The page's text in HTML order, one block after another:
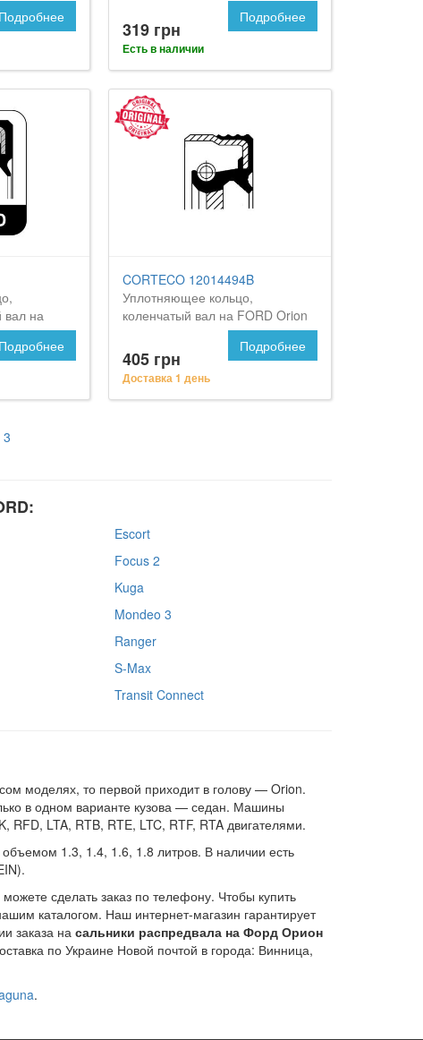
Подробнее
319 грн
Есть в наличии
Подробнее
вал на
Подробнее
CORTECO 12014494B
Уплотняющее кольцо,
коленчатый вал на FORD Orion
405 грн
Доставка 1 день
Подробнее
3
Escort
Focus 2
Kuga
Mondeo 3
Ranger
S-Max
Transit Connect
моделях, то первой приходит в голову — Orion.
в одном варианте кузова — седан. Машины
LTA, RTB, RTE, LTC, RTF, RTA двигателями.
1.3, 1.4, 1.6, 1.8 литров. В наличии есть
сделать заказ по телефону. Чтобы купить
каталогом. Наш интернет-магазин гарантирует
заказа на сальники распредвала на Форд Орион
по Украине Новой почтой в города: Винница,
.